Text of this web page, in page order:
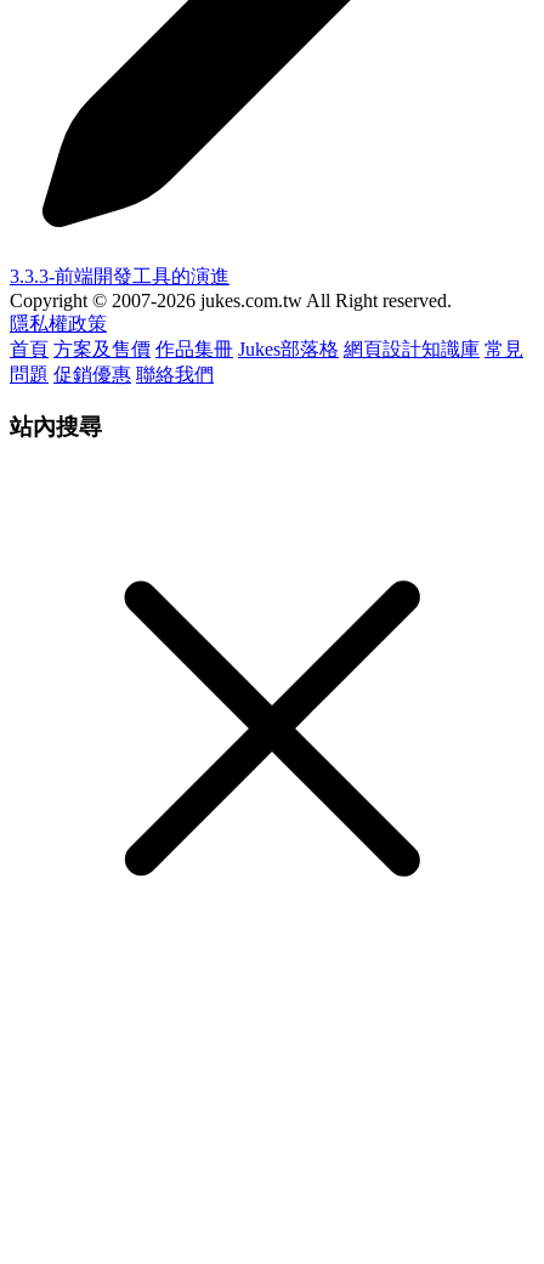
3.3.3-前端開發工具的演進
Copyright © 2007-2026 jukes.com.tw All Right reserved.
隱私權政策
首頁 方案及售價 作品集冊 Jukes部落格 網頁設計知識庫 常見
問題 促銷優惠 聯絡我們
站內搜尋